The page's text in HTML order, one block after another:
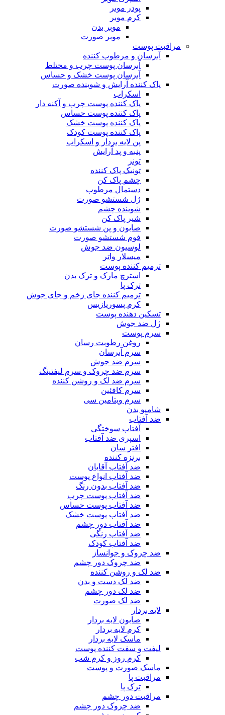
پودر موبر
کرم موبر
موبر بدن
موبر صورت
مراقبت پوست
آبرسان و مرطوب کننده
آبرسان پوست چرب و مختلط
آبرسان پوست خشک و حساس
پاک کننده آرایش و شوینده صورت
اسکراب
پاک کننده پوست چرب و آکنه دار
پاک کننده پوست حساس
پاک کننده پوست خشک
پاک کننده پوست کودک
پن لایه بردار و اسکراب
پنبه و پد آرایش
تونر
تونیک پاک کننده
چشم پاک کن
دستمال مرطوب
ژل شستشو صورت
شوینده چشم
شیر پاک کن
صابون و پن شستشو صورت
فوم شستشو صورت
لوسیون ضد جوش
میسلار واتر
ترمیم کننده پوست
استرچ مارک و ترک بدن
ترک پا
ترمیم کننده جای زخم و جای جوش
کرم پسوریازیس
تسکین دهنده پوست
ژل ضد جوش
سرم پوست
روغن رطوبت رسان
سرم آبرسان
سرم ضد جوش
سرم ضد چروک و سرم لیفتینگ
سرم ضد لک و روشن کننده
سرم کافئین
سرم ویتامین سی
شامپو بدن
ضد آفتاب
آفتاب سوختگی
اسپری ضد آفتاب
افتر سان
برنزه کننده
ضد آفتاب آقایان
ضد آفتاب انواع پوست
ضد آفتاب بدون رنگ
ضد آفتاب پوست چرب
ضد آفتاب پوست حساس
ضد آفتاب پوست خشک
ضد آفتاب دور چشم
ضد آفتاب رنگی
ضد آفتاب کودک
ضد چروک و جوانساز
ضد چروک دور چشم
ضد لک و روشن کننده
ضد لک دست و بدن
ضد لک دور چشم
ضد لک صورت
لایه بردار
صابون لایه بردار
کرم لایه بردار
ماسک لایه بردار
لیفت و سفت کننده پوست
کرم روز و کرم شب
ماسک صورت و پوست
مراقبت پا
ترک پا
مراقبت دور چشم
ضد چروک دور چشم